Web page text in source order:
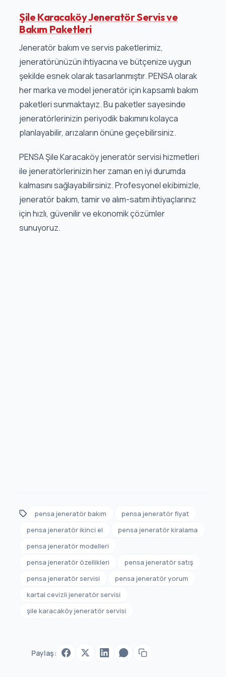
Şile Karacaköy Jeneratör Servis ve
Bakım Paketleri
Jeneratör bakım ve servis paketlerimiz,
jeneratörünüzün ihtiyacına ve bütçenize uygun
şekilde esnek olarak tasarlanmıştır. PENSA olarak
her marka ve model jeneratör için kapsamlı bakım
paketleri sunmaktayız. Bu paketler sayesinde
jeneratörlerinizin periyodik bakımını kolayca
planlayabilir, arızaların önüne geçebilirsiniz.
PENSA Şile Karacaköy jeneratör servisi hizmetleri
ile jeneratörlerinizin her zaman en iyi durumda
kalmasını sağlayabilirsiniz. Profesyonel ekibimizle,
jeneratör bakım, tamir ve alım-satım ihtiyaçlarınız
için hızlı, güvenilir ve ekonomik çözümler
sunuyoruz.
pensa jeneratör bakım
pensa jeneratör fiyat
pensa jeneratör ikinci el
pensa jeneratör kiralama
pensa jeneratör modelleri
pensa jeneratör özellikleri
pensa jeneratör satış
pensa jeneratör servisi
pensa jeneratör yorum
kartal cevizli jeneratör servisi
şile karacaköy jeneratör servisi
Paylaş: